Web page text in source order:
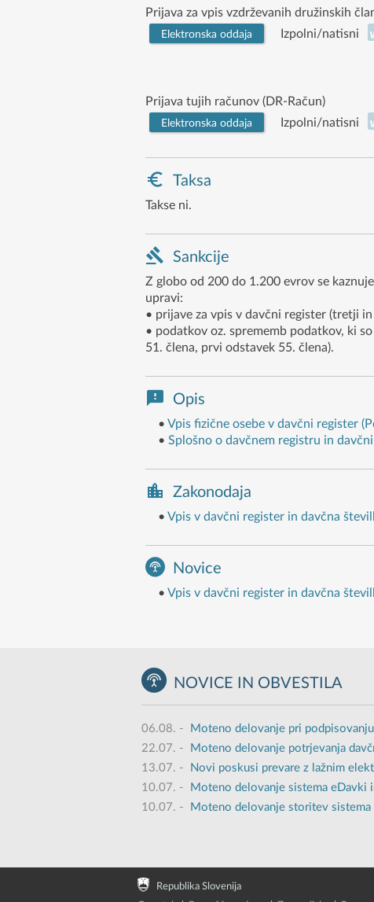
Prijava za vpis vzdrževanih družinskih
Elektronska oddaja Izpolni/natisni
Prijava tujih računov (DR-Račun)
Elektronska oddaja Izpolni/natisni
Taksa
Takse ni.
Sankcije
Z globo od 200 do 1.200 evrov se
upravi:
• prijave za vpis v davčni register (tretji
• podatkov oz. sprememb podatkov, ki
51. člena, prvi odstavek 55. člena).
Opis
• Vpis fizične osebe v davčni register
• Splošno o davčnem registru in
Zakonodaja
• Vpis v davčni register in davčna
Novice
• Vpis v davčni register in davčna
NOVICE IN OBVESTILA
06.08. -
Moteno delovanje pri
22.07. -
Moteno delovanje potrjevanja
13.07. -
Novi poskusi prevare z lažnim
10.07. -
Moteno delovanje sistema eDavki
10.07. - Moteno delovanje storitev
Republika Slovenija